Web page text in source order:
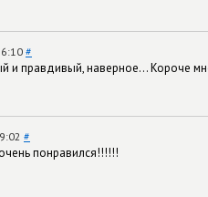
#
и правдивый, наверное... Короче
#
понравился!!!!!!